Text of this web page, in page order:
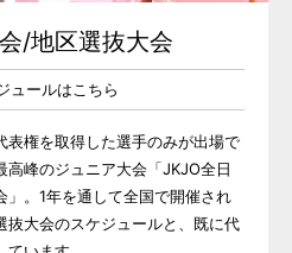
/地区選抜大会
ュールはこちら
表権を取得した選手のみが出場で
高峰のジュニア大会「JKJO全日
」。1年を通して全国で開催され
抜大会のスケジュールと、既に代